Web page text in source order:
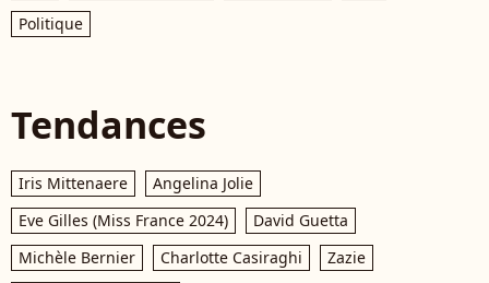
Politique
Tendances
Iris Mittenaere
Angelina Jolie
Eve Gilles (Miss France 2024)
David Guetta
Michèle Bernier
Charlotte Casiraghi
Zazie